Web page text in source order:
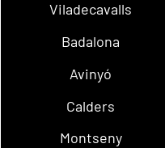
Viladecavalls
Badalona
Avinyó
Calders
Montseny